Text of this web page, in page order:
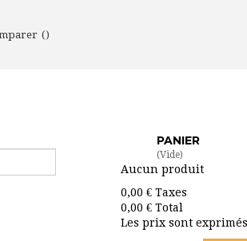
PANIER
(Vide)
Aucun produit
0,00 € Taxes
0,00 € Total
Les prix sont